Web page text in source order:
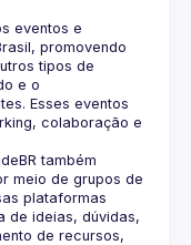
eventos e
promovendo
tipos de
e o
Esses eventos
colaboração e
também
meio de grupos de
plataformas
de ideias, dúvidas,
de recursos,